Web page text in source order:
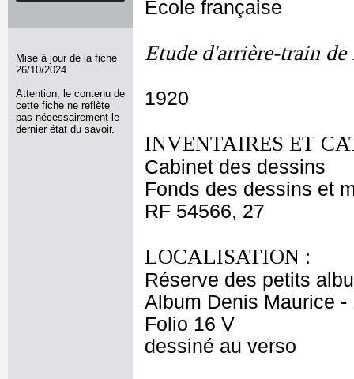
Mise à jour de la fiche
26/10/2024
Attention, le contenu de
cette fiche ne reflète
pas nécessairement le
dernier état du savoir.
Ecole française
Etude d'arrière-train
1920
INVENTAIRES ET
Cabinet des dessins
Fonds des dessins et
RF 54566, 27
LOCALISATION :
Réserve des petits
Album Denis Maurice -
Folio 16 V
dessiné au verso